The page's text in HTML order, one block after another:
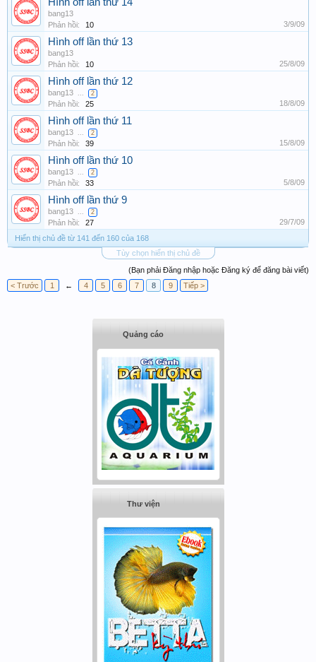
bang13
Phản hồi:
10 3/9/09
Hình off lần thứ 13
bang13
Phản hồi:
10 25/8/09
Hình off lần thứ 12
bang13 2
Phản hồi: 25 18/8/09
Hình off lần thứ 11
bang13 2
Phản hồi: 39 15/8/09
Hình off lần thứ 10
bang13 2
Phản hồi: 33 5/8/09
Hình off lần thứ 9
bang13 2
Phản hồi: 27
29/7/09
Hiển thị chủ đề từ 141 đến 160 của 168
Tùy chọn hiển thị chủ đề
(Bạn phải Đăng nhập hoặc Đăng ký để đăng bài viết)
< Trước
1 ← 4 5 6 7 8 9 Tiếp >
Quảng cáo
Thư viện